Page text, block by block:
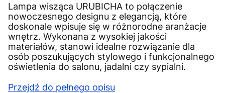
Lampa wisząca URUBICHA to połączenie
nowoczesnego designu z elegancją, które
doskonale wpisuje się w różnorodne aranżacje
wnętrz. Wykonana z wysokiej jakości
materiałów, stanowi idealne rozwiązanie dla
osób poszukujących stylowego i funkcjonalnego
oświetlenia do salonu, jadalni czy sypialni.
Przejdź do pełnego opisu